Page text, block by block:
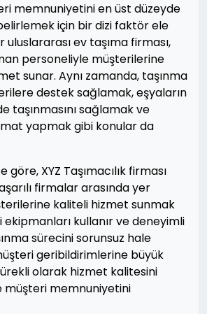
memnuniyetini en üst düzeyde
için bir dizi faktör ele
uluslararası ev taşıma firması,
personeliyle müşterilerine
sunar. Aynı zamanda, taşınma
destek sağlamak, eşyaların
taşınmasını sağlamak ve
yapmak gibi konular da
XYZ Taşımacılık firması
firmalar arasında yer
kaliteli hizmet sunmak
kullanır ve deneyimli
sürecini sorunsuz hale
geribildirimlerine büyük
olarak hizmet kalitesini
memnuniyetini